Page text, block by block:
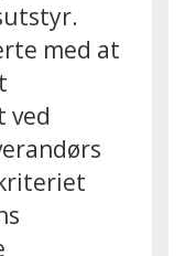
med at
ved